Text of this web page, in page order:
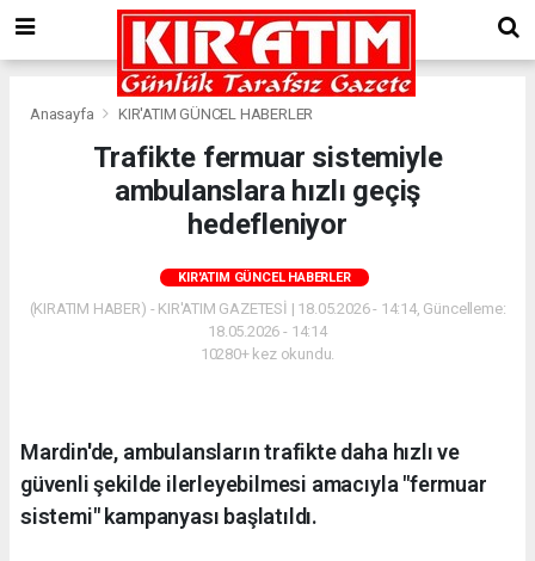
Anasayfa KIR'ATIM GÜNCEL HABERLER
Trafikte fermuar sistemiyle
ambulanslara hızlı geçiş
hedefleniyor
KIR'ATIM GÜNCEL HABERLER
(KIRATIM HABER) - KIR'ATIM GAZETESİ | 18.05.2026 - 14:14, Güncelleme:
18.05.2026 - 14:14
10280+ kez okundu.
Mardin'de, ambulansların trafikte daha hızlı ve
güvenli şekilde ilerleyebilmesi amacıyla "fermuar
sistemi" kampanyası başlatıldı.